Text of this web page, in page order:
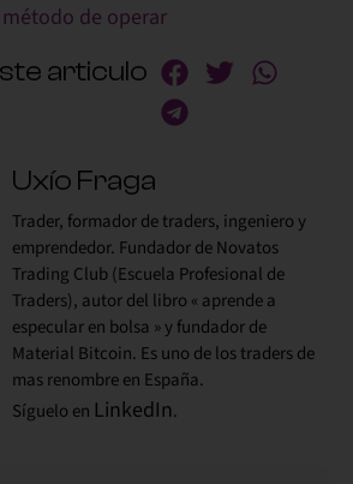
método de operar
articulo
Uxío Fraga
Trader, formador de traders, ingeniero y
emprendedor. Fundador de Novatos
Trading Club (Escuela Profesional de
Traders), autor del libro « aprende a
especular en bolsa » y fundador de
Material Bitcoin. Es uno de los traders de
mas renombre en España.
Síguelo en LinkedIn.